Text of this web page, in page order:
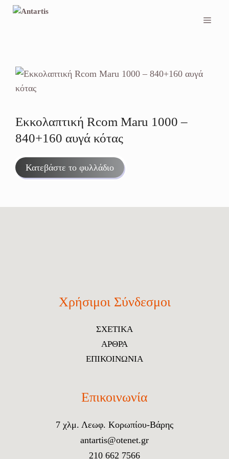
Μετάβαση
Menu
Εκκολαπτική Rcom Maru 1000 –
840+160 αυγά κότας
Κατεβάστε το φυλλάδιο
Χρήσιμοι Σύνδεσμοι
ΣΧΕΤΙΚΑ
ΑΡΘΡΑ
ΕΠΙΚΟΙΝΩΝΙΑ
Επικοινωνία
7 χλμ. Λεωφ. Κορωπίου-Βάρης
antartis@otenet.gr
210 662 7566